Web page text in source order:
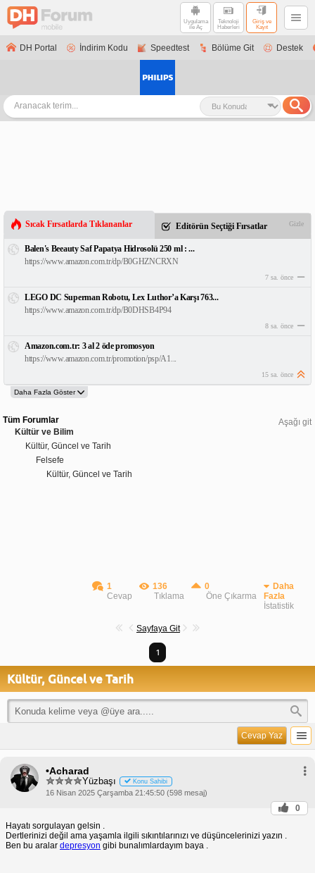
Uygulama
ile Aç
Teknoloji
Haberleri
Giriş ve
Kayıt
DH Portal İndirim Kodu Speedtest Bölüme Git Destek
Sıcak Fırsatlarda Tıklananlar Editörün Seçtiği Fırsatlar Gizle
Balen's Beeauty Saf Papatya Hidrosolü 250 ml : ...
https://www.amazon.com.tr/dp/B0GHZNCRXN
7 sa. önce
LEGO DC Superman Robotu, Lex Luthor’a Karşı 763...
https://www.amazon.com.tr/dp/B0DHSB4P94
8 sa. önce
Amazon.com.tr: 3 al 2 öde promosyon
https://www.amazon.com.tr/promotion/psp/A1...
15 sa. önce
Aşağı git
Tüm Forumlar
Kültür ve Bilim
Kültür, Güncel ve Tarih
Felsefe
Kültür, Güncel ve Tarih
1
Cevap
136
Tıklama
0
Öne Çıkarma
Daha
Fazla
İstatistik
Sayfaya Git
1
Kültür, Güncel ve Tarih
Cevap Yaz
•Acharad
Yüzbaşı Konu Sahibi
16 Nisan 2025 Çarşamba 21:45:50 (598 mesaj)
0
Hayatı sorgulayan gelsin .
Dertlerinizi değil ama yaşamla ilgili sıkıntılarınızı ve düşüncelerinizi yazın .
Ben bu aralar depresyon gibi bunalımlardayım baya .